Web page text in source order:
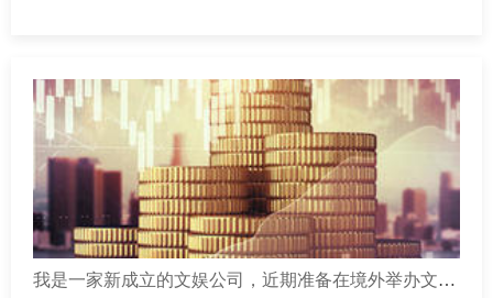
我是一家新成立的文娱公司，近期准备在境外举办文化演出。关注到近期出台了《国家税务总局关于进一步优化增值税优惠政策办理程序及服务有关事项的公告》，请问，我是否需要到主管税务机关办理跨境应税行为免税备案手续？